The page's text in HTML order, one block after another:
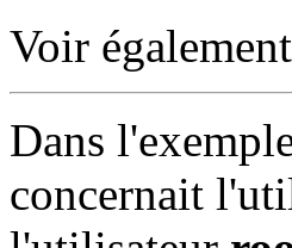
Voir
Dans
concernait